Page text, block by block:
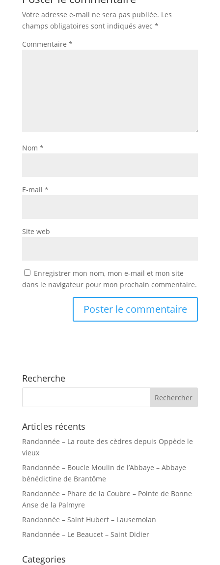
Votre adresse e-mail ne sera pas publiée. Les
champs obligatoires sont indiqués avec *
Commentaire *
Nom *
E-mail *
Site web
Enregistrer mon nom, mon e-mail et mon site
dans le navigateur pour mon prochain commentaire.
Recherche
Articles récents
Randonnée – La route des cèdres depuis Oppède le
vieux
Randonnée – Boucle Moulin de l’Abbaye – Abbaye
bénédictine de Brantôme
Randonnée – Phare de la Coubre – Pointe de Bonne
Anse de la Palmyre
Randonnée – Saint Hubert – Lausemolan
Randonnée – Le Beaucet – Saint Didier
Categories